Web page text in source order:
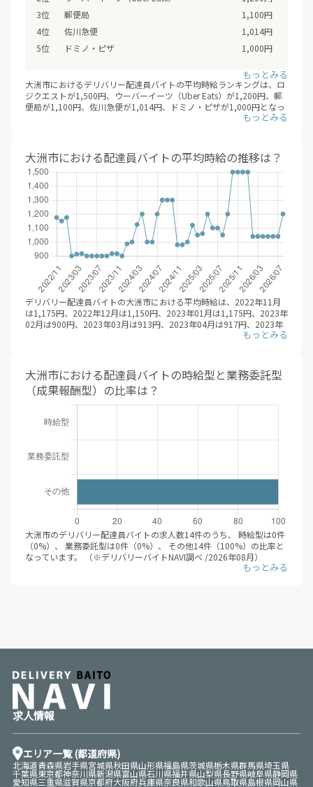
郵便局
1,100円
佐川急便
1,014円
ドミノ・ピザ
1,000円
大洲市におけるデリバリー配達員バイトの平均時給ランキングは、ロ
ジクエストが1,500円、ウーバーイーツ（Uber Eats）が1,200円、郵
便局が1,100円、佐川急便が1,014円、ドミノ・ピザが1,000円となっ
ています。（※デリバリーバイトNAVI調べ /2026年08月）
後も随時、興味のあるエリアの情報収集をするとよいでしょう。
大洲市における配達員バイトの平均時給の推移は？
デリバリー配達員バイトの大洲市における平均時給は、2022年11月
は1,175円、2022年12月は1,150円、2023年01月は1,175円、2023年
02月は900円、2023年03月は913円、2023年04月は917円、2023年
05月は900円、2023年06月は900円、2023年07月は900円、2023年
02月は1,000円、2024年03月は1,125円、2024年04月は1,200円、
2024年05月は1,000円、2024年06月は1,000円、2024年07月は
1,200円、2024年08月は1,300円、2024年09月は1,300円、2024年
10月は1,300円、2024年11月は980円、2024年12月は980円、2025
2025年04月は1,060円、2025年05月は1,200円、2025年06月は
2025年12月は1,500円、2026年01月は1,500円、2026年02月は
05月は1,040円、2026年06月は1,040円、2026年07月は1,040円、
2026年08月は1,200円と推移しています。（※デリバリーバイトNAVI
調べ /2026年08月）
デリバリー配達員バイトの応募/登録するにあたって、時給目安は大き
な判断軸になるかと思います。平均時給が伸びているエリアにて、積
極的に求人を検索すると良いでしょう。
大洲市における配達員バイトの時給型と業務委託型
（成果報酬型）の比率は？
大洲市のデリバリー配達員バイトの求人数14件のうち、 時給型は0件
（0%）、 業務委託型は0件（0%）、 その他14件（100%）の比率と
なっています。 （※デリバリーバイトNAVI調べ /2026年08月）
前述の通り、時給型と業務委託型（成果報酬型）にはそれぞれメリッ
求人情報
エリア一覧 (都道府県)
北海道青森県岩手県宮城県秋田県山形県福島県茨城県栃木県群馬県埼玉県
千葉県東京都神奈川県新潟県富山県石川県福井県山梨県長野県岐阜県静岡県
愛知県三重県滋賀県京都府大阪府兵庫県奈良県和歌山県鳥取県島根県岡山県